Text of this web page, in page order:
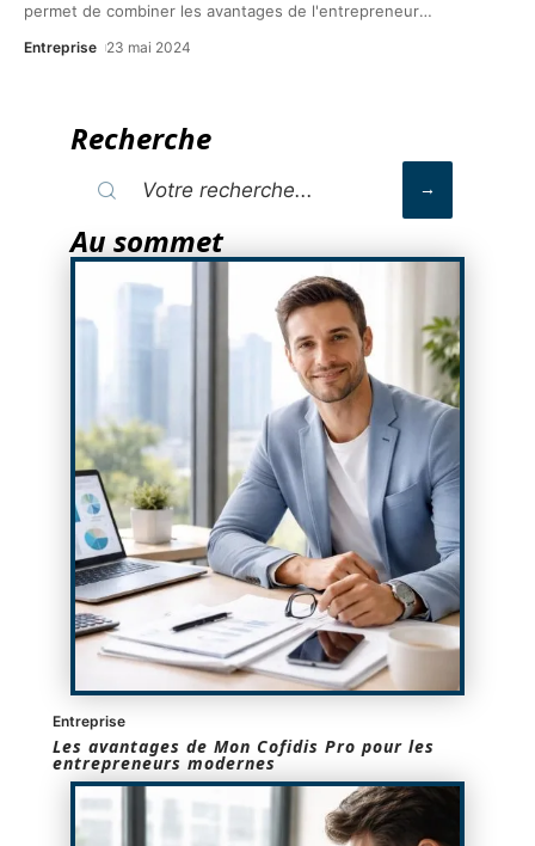
permet de combiner les avantages de l'entrepreneur…
Entreprise 23 mai 2024
Recherche
Au sommet
Entreprise
Les avantages de Mon Cofidis Pro pour les
entrepreneurs modernes